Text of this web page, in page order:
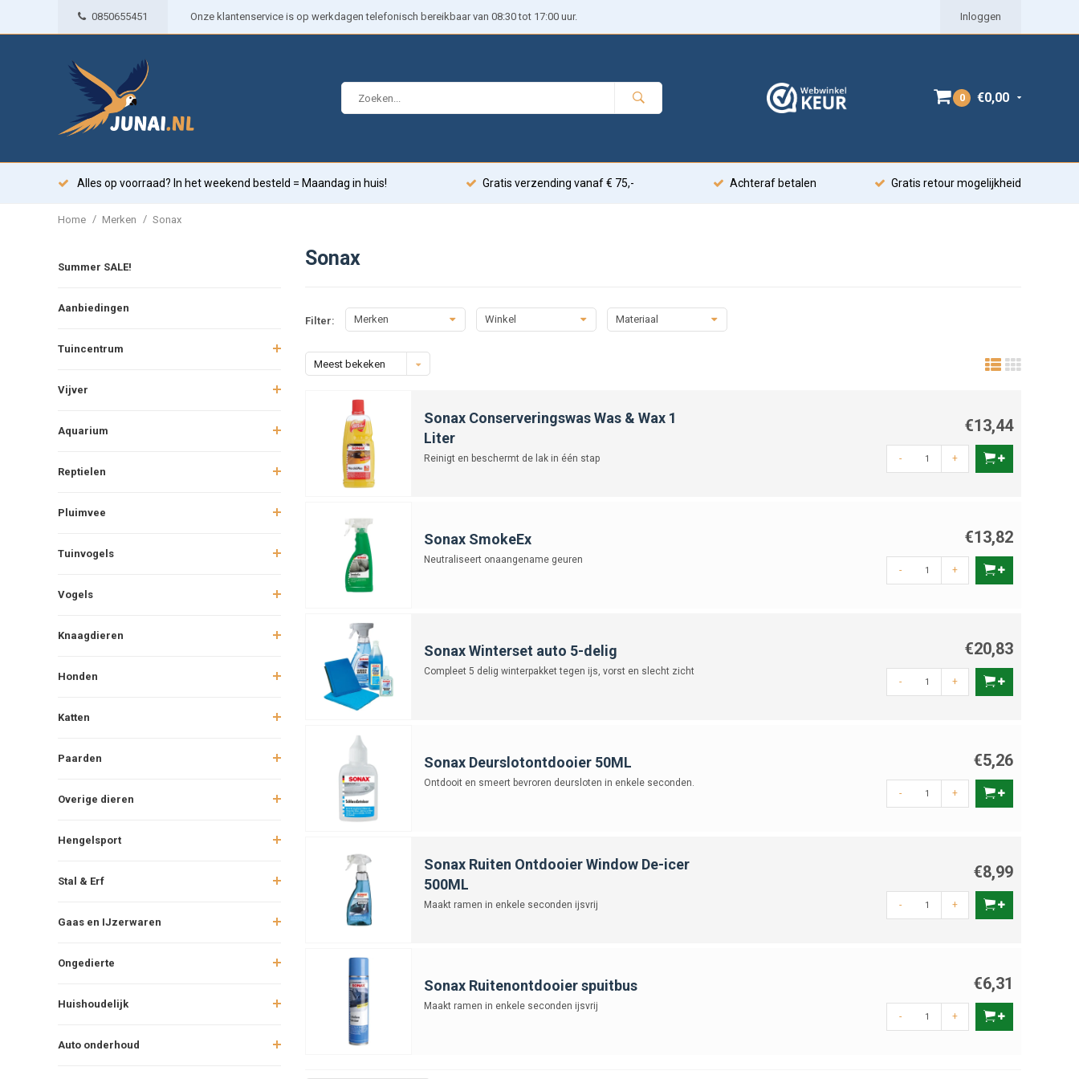
0850655451 Onze klantenservice is op werkdagen telefonisch bereikbaar van 08:30 tot 17:00 uur. Inloggen
0 €0,00
Alles op voorraad? In het weekend besteld = Maandag in huis! Gratis verzending vanaf € 75,- Achteraf betalen Gratis retour mogelijkheid
Home / Merken / Sonax
Summer SALE!
Aanbiedingen
Tuincentrum
Vijver
Aquarium
Reptielen
Pluimvee
Tuinvogels
Vogels
Knaagdieren
Honden
Katten
Paarden
Overige dieren
Hengelsport
Stal & Erf
Gaas en IJzerwaren
Ongedierte
Huishoudelijk
Auto onderhoud
Sonax
Filter: Merken Winkel Materiaal
Meest bekeken
Sonax Conserveringswas Was & Wax 1
Liter
Reinigt en beschermt de lak in één stap
€13,44
- +
Sonax SmokeEx
Neutraliseert onaangename geuren
€13,82
- +
Sonax Winterset auto 5-delig
Compleet 5 delig winterpakket tegen ijs, vorst en slecht zicht
€20,83
- +
Sonax Deurslotontdooier 50ML
Ontdooit en smeert bevroren deursloten in enkele seconden.
€5,26
- +
Sonax Ruiten Ontdooier Window De-icer
500ML
Maakt ramen in enkele seconden ijsvrij
€8,99
- +
Sonax Ruitenontdooier spuitbus
Maakt ramen in enkele seconden ijsvrij
€6,31
- +